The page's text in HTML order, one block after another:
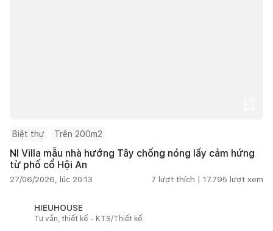
Biệt thự Trên 200m2
NI Villa mẫu nhà hướng Tây chống nóng lấy cảm hứng
từ phố cổ Hội An
27/06/2026, lúc 20:13 7 lượt thích | 17.795 lượt xem
HIEUHOUSE
Tư vấn, thiết kế - KTS/Thiết kế